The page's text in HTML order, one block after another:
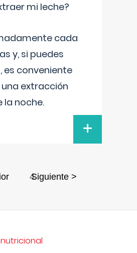
mi leche?
cada
y, si puedes
es conveniente
extracción
la noche.
+
4
Siguiente >